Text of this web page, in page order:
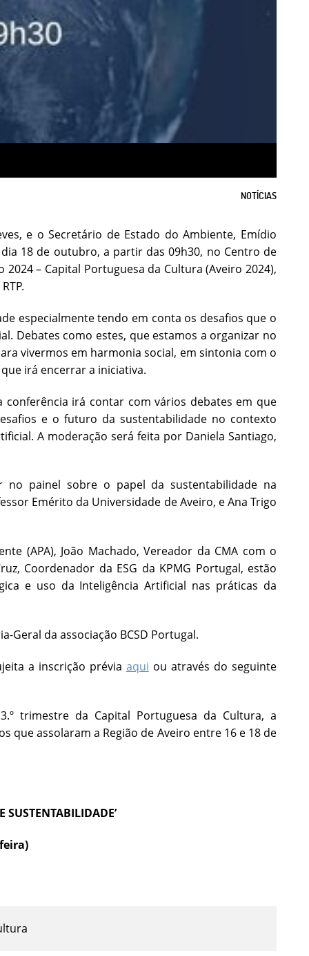
NOTÍCIAS
e o Secretário de Estado do Ambiente, Emídio
18 de outubro, a partir das 09h30, no Centro de
– Capital Portuguesa da Cultura (Aveiro 2024),
especialmente tendo em conta os desafios que o
Debates como estes, que estamos a organizar no
vivermos em harmonia social, em sintonia com o
irá encerrar a iniciativa.
conferência irá contar com vários debates em que
e o futuro da sustentabilidade no contexto
A moderação será feita por Daniela Santiago,
no painel sobre o papel da sustentabilidade na
Emérito da Universidade de Aveiro, e Ana Trigo
(APA), João Machado, Vereador da CMA com o
Coordenador da ESG da KPMG Portugal, estão
e uso da Inteligência Artificial nas práticas da
Geral da associação BCSD Portugal.
a inscrição prévia aqui ou através do seguinte
trimestre da Capital Portuguesa da Cultura, a
que assolaram a Região de Aveiro entre 16 e 18 de
SUSTENTABILIDADE’